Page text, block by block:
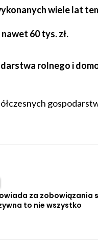
wiele lat
60 tys. zł.
rolnego i
za zobowiązania
to nie wszystko